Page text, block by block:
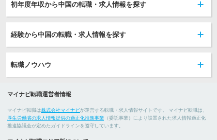
初年度年収から中国の転職・求人情報を探す
経験から中国の転職・求人情報を探す
転職ノウハウ
マイナビ転職運営者情報
マイナビ転職は株式会社マイナビが運営する転職・求人情報サイトです。 マイナビ転職は、
厚生労働省の求人情報提供の適正化推進事業 （委託事業）により設置された求人情報適正化
推進協議会が定めたガイドラインを遵守しています。